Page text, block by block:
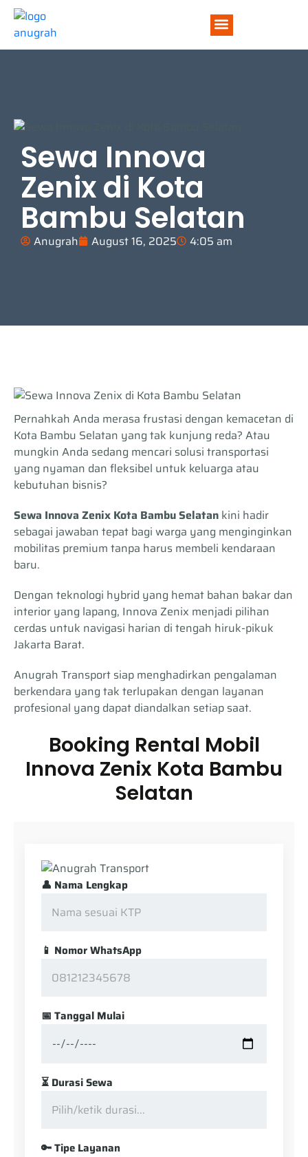
Sewa Innova
Zenix di Kota
Bambu Selatan
Anugrah August 16, 2025 4:05 am
Pernahkah Anda merasa frustasi dengan kemacetan di
Kota Bambu Selatan yang tak kunjung reda? Atau
mungkin Anda sedang mencari solusi transportasi
yang nyaman dan fleksibel untuk keluarga atau
kebutuhan bisnis?
Sewa Innova Zenix Kota Bambu Selatan kini hadir
sebagai jawaban tepat bagi warga yang menginginkan
mobilitas premium tanpa harus membeli kendaraan
baru.
Dengan teknologi hybrid yang hemat bahan bakar dan
interior yang lapang, Innova Zenix menjadi pilihan
cerdas untuk navigasi harian di tengah hiruk-pikuk
Jakarta Barat.
Anugrah Transport siap menghadirkan pengalaman
berkendara yang tak terlupakan dengan layanan
profesional yang dapat diandalkan setiap saat.
Booking Rental Mobil
Innova Zenix Kota Bambu
Selatan
👤 Nama Lengkap
📱 Nomor WhatsApp
📅 Tanggal Mulai
⏳ Durasi Sewa
🔑 Tipe Layanan